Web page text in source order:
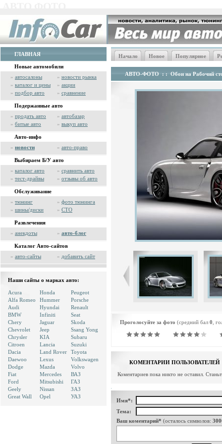
ГЛАВНАЯ
Новые автомобили
» автосалоны » новости рынка
» каталог и цены » акции
» подбор авто » сравнение
Подержанные авто
» продать авто » автобазар
» битые авто » выкуп авто
Авто-инфо
» новости » авто-право
Выбираем Б/У авто
» каталог авто » сравнить авто
» тест-драйвы » отзывы об авто
Обслуживание
» тюнинг » фото тюнинга
» шины/диски » СТО
Развлечения
» анекдоты » авто-блог
Каталог Авто-сайтов
» авто-сайты » добавить сайт
Наши сайты о марках авто:
Acura
Alfa Romeo
Audi
BMW
Chery
Chevrolet
Chrysler
Citroen
Dacia
Daewoo
Dodge
Fiat
Ford
Geely
Great Wall
Honda
Hummer
Hyundai
Infiniti
Jaguar
Jeep
KIA
Lancia
Land Rover
Lexus
Mazda
Mercedes
Mitsubishi
Nissan
Opel
Peugeot
Porsche
Renault
Seat
Skoda
Ssang Yong
Subaru
Suzuki
Toyota
Volkswagen
Volvo
ВАЗ
ГАЗ
ЗАЗ
УАЗ
Начало Новое Популярное
АВТО-ФОТО : : Обои на Рабочий
Проголосуйте за фото (средний бал 0 ,
КОМЕНТАРИИ ПОЛЬЗОВАТЕЛЕЙ
Коментариев пока никто не оставил.
Имя*:
Тема:
Ваш коментарий* (осталось символов: